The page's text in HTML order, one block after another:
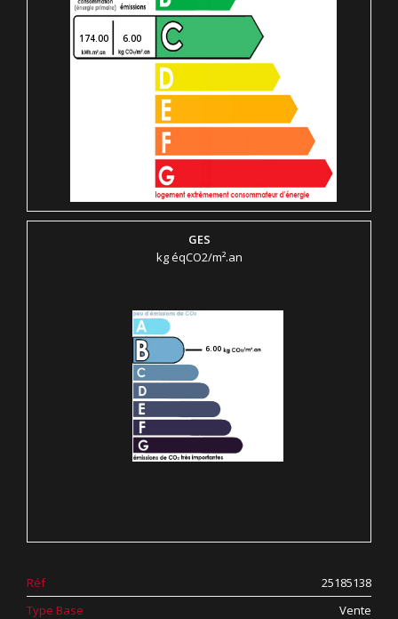
174.00 6.00
GES
kg éqCO2/m².an
6.00
Réf
25185138
Type Base
Vente